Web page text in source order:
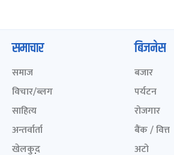
समाचार
समाज
विचार/ब्लग
साहित्य
अन्तर्वार्ता
खेलकुद़़
बिजनेस
बजार
पर्यटन
रोजगार
बैंक / वित्त
अटो